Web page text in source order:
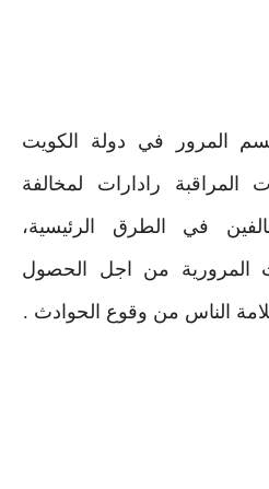
المرور في دولة الكويت
المراقبة رادارات لمخالفة
في الطرق الرئيسية،
المرورية من اجل الحصول
الناس من وقوع الحوادث .